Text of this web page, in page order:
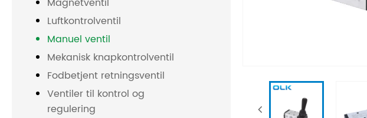
Magnetventil
Luftkontrolventil
Manuel ventil
Mekanisk knapkontrolventil
Fodbetjent retningsventil
Ventiler til kontrol og
regulering